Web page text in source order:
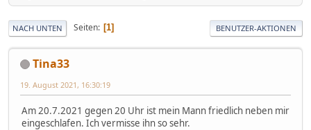
NACH UNTEN Seiten 1 BENUTZER-AKTIONEN
Tina33
19. August 2021, 16:30:19
Am 20.7.2021 gegen 20 Uhr ist mein Mann friedlich neben mir
eingeschlafen. Ich vermisse ihn so sehr.